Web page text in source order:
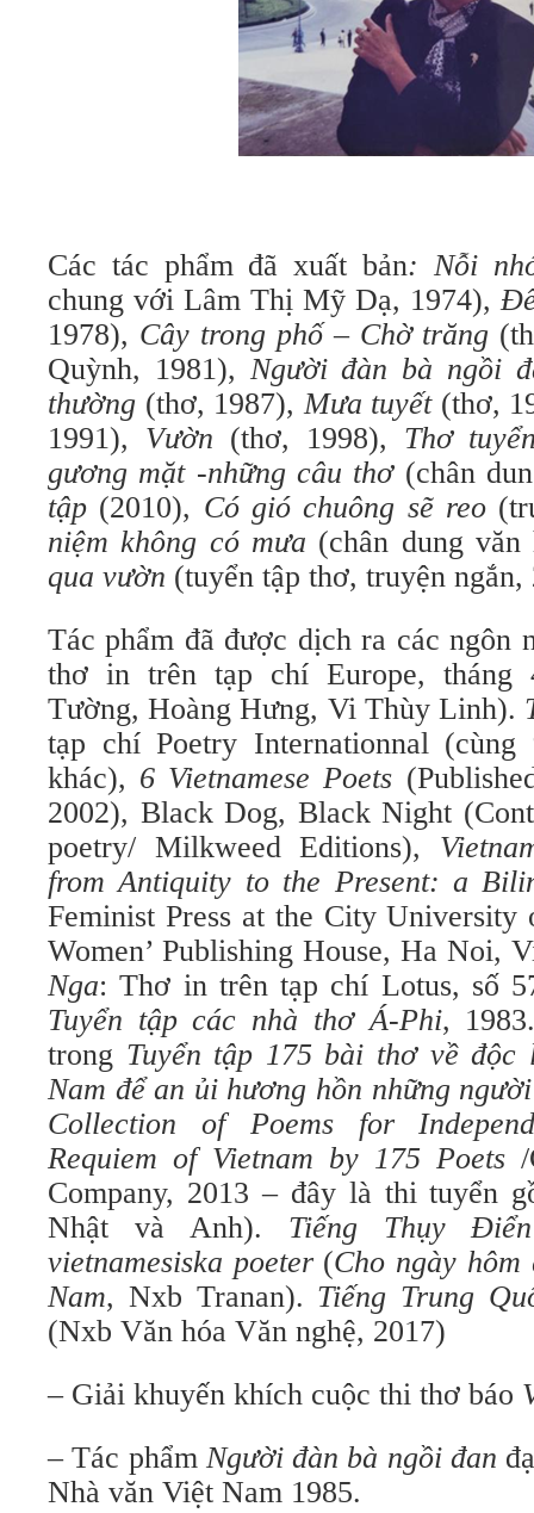
Các tác phẩm đã xuất bản: Nỗi
chung với Lâm Thị Mỹ Dạ, 1974),
1978), Cây trong phố – Chờ trăng
Quỳnh, 1981), Người đàn bà ngồi
thường (thơ, 1987),Mưa tuyết(thơ,
1991), Vườn (thơ, 1998), Thơ
gương mặt -những câu thơ(chân
tập (2010), Có gió chuông sẽ reo
niệm không có mưa (chân dung
qua vườn (tuyển tập thơ, truyện ngắn,
Tác phẩm đã được dịch ra các ngôn
thơ in trên tạp chí Europe, tháng
Tường, Hoàng Hưng, Vi Thùy Linh).
tạp chí Poetry Internationnal
khác), 6 Vietnamese Poets
2002), Black Dog, Black Night
poetry/ Milkweed Editions),
from Antiquity to the Present: a
Feminist Press at the City
Women’ Publishing House, Ha Noi,
Nga: Thơ in trên tạp chí Lotus, số
Tuyển tập các nhà thơ Á-Phi,
trong Tuyển tập 175 bài thơ về
Nam để an ủi hương hồn những
Collection of Poems for
Requiem of Vietnam by 175 Poets
Company, 2013 – đây là thi tuyển
Nhật và Anh). Tiếng Thụy Điển
vietnamesiska poeter(Cho ngày
Nam, Nxb Tranan). Tiếng Trung
(Nxb Văn hóa Văn nghệ, 2017)
– Giải khuyến khích cuộc thi thơ báo
– Tác phẩm Người đàn bà ngồi đan
Nhà văn Việt Nam 1985.